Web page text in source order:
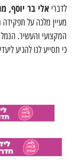
לדברי אלי בר יוסף,
מעיין מלכה על תפקידה
המקצועי והעשיר.
כי תסייע לנו להגיע